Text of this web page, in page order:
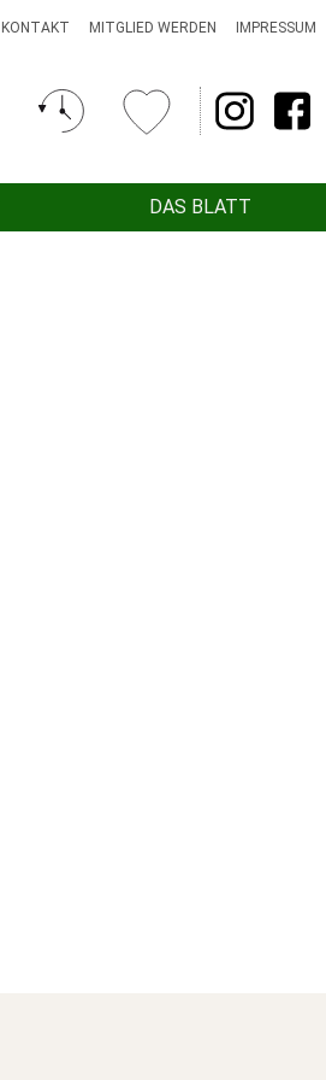
DAS BLATT
KONTAKT MITGLIED WERDEN IMPRESSUM